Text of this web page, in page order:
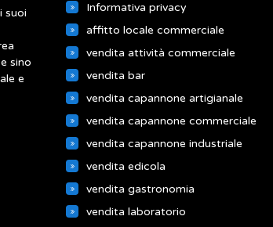
suoi
sino
e
Informativa privacy
affitto locale commerciale
vendita attività commerciale
vendita bar
vendita capannone artigianale
vendita capannone commerciale
vendita capannone industriale
vendita edicola
vendita gastronomia
vendita laboratorio